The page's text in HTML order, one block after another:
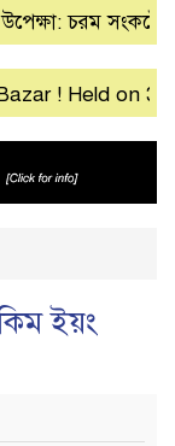
চরম সংকটে
! Held on 30th
ইয়ং